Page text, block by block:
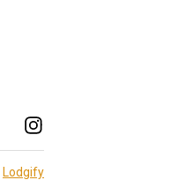
Lodgify